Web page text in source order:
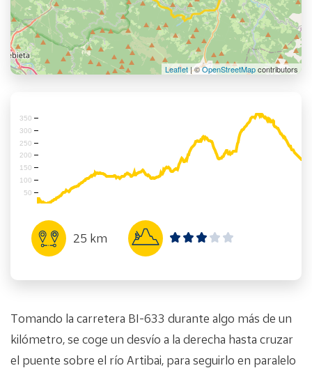
Leaflet | ©OpenStreetMapcontributors
50
100
150
200
250
300
350
25 km
Tomando la carretera BI-633 durante algo más de un
kilómetro, se coge un desvío a la derecha hasta cruzar
el puente sobre el río Artibai, para seguirlo en paralelo